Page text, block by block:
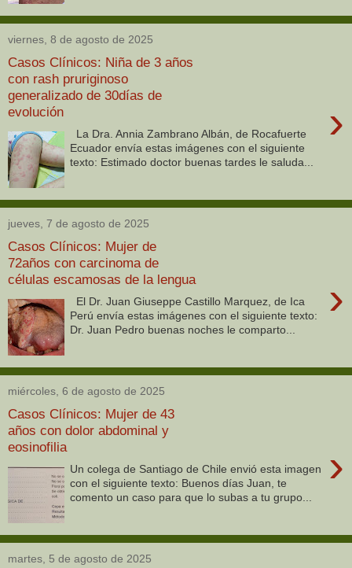
viernes, 8 de agosto de 2025
Casos Clínicos: Niña de 3 años
con rash pruriginoso
generalizado de 30días de
evolución
›
La Dra. Annia Zambrano Albán, de Rocafuerte
Ecuador envía estas imágenes con el siguiente
texto: Estimado doctor buenas tardes le saluda...
jueves, 7 de agosto de 2025
Casos Clínicos: Mujer de
72años con carcinoma de
células escamosas de la lengua
›
El Dr. Juan Giuseppe Castillo Marquez, de Ica
Perú envía estas imágenes con el siguiente texto:
Dr. Juan Pedro buenas noches le comparto...
miércoles, 6 de agosto de 2025
Casos Clínicos: Mujer de 43
años con dolor abdominal y
eosinofilia
›
Un colega de Santiago de Chile envió esta imagen
con el siguiente texto: Buenos días Juan, te
comento un caso para que lo subas a tu grupo...
martes, 5 de agosto de 2025